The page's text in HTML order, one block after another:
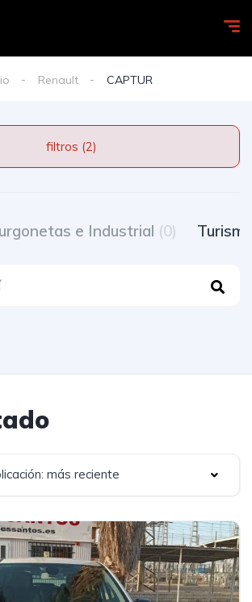
Renault CAPTUR
filtros (2)
e Industrial (0)
más reciente